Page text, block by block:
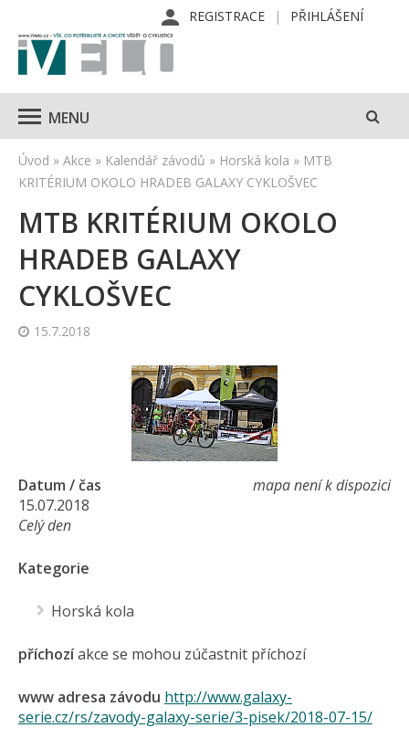
REGISTRACE PŘIHLÁŠENÍ
MENU
Úvod » Akce » Kalendář závodů » Horská kola » MTB
KRITÉRIUM OKOLO HRADEB GALAXY CYKLOŠVEC
MTB KRITÉRIUM OKOLO
HRADEB GALAXY
CYKLOŠVEC
15.7.2018
mapa není k dispozici
Datum / čas
15.07.2018
Celý den
Kategorie
Horská kola
příchozíakce se mohou zúčastnit příchozí
www adresa závodu http://www.galaxy-
serie.cz/rs/zavody-galaxy-serie/3-pisek/2018-07-15/